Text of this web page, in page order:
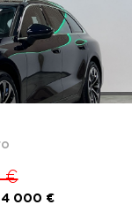
€
4 000 €